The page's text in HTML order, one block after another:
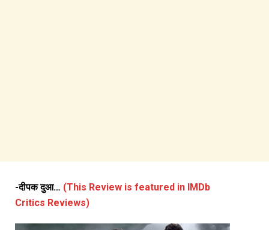
-दीपक दुआ… (This Review is featured in IMDb
Critics Reviews)